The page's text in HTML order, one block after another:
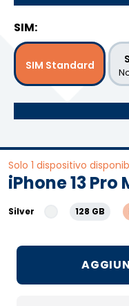
SIM:
SIM Standard
Solo 1 dispositivo
iPhone 13 Pro
Silver 128 GB